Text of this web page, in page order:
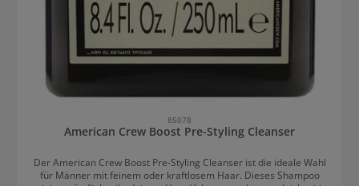
85078
American Crew Boost Pre-Styling Cleanser
Der American Crew Boost Pre-Styling Cleanser ist die ideale Wahl
für Männer mit feinem oder kraftlosem Haar. Dieses Shampoo